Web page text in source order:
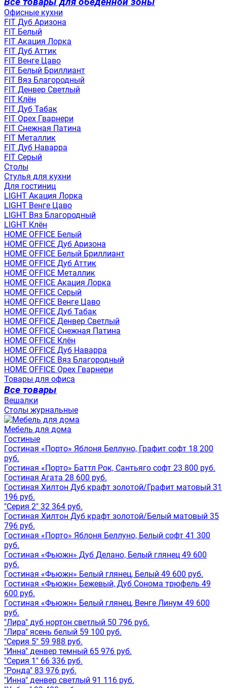
Офисные кухни
FIT Дуб Аризона
FIT Белый
FIT Акация Лорка
FIT Дуб Аттик
FIT Венге Цаво
FIT Белый Бриллиант
FIT Вяз Благородный
FIT Денвер Светлый
FIT Клён
FIT Дуб Табак
FIT Орех Гварнери
FIT Снежная Патина
FIT Металлик
FIT Дуб Наварра
FIT Серый
Столы
Стулья для кухни
Для гостиниц
LIGHT Акация Лорка
LIGHT Венге Цаво
LIGHT Вяз Благородный
LIGHT Клён
HOME OFFICE Белый
HOME OFFICE Дуб Аризона
HOME OFFICE Белый Бриллиант
HOME OFFICE Дуб Аттик
HOME OFFICE Металлик
HOME OFFICE Акация Лорка
HOME OFFICE Серый
HOME OFFICE Венге Цаво
HOME OFFICE Дуб Табак
HOME OFFICE Денвер Светлый
HOME OFFICE Снежная Патина
HOME OFFICE Клён
HOME OFFICE Дуб Наварра
HOME OFFICE Вяз Благородный
HOME OFFICE Орех Гварнери
Товары для офиса
Все товары
Вешалки
Столы журнальные
Мебель для дома
Гостиные
Гостиная «Порто» Яблоня Беллуно, Графит софт 18 200
руб.
Гостиная «Порто» Баттл Рок, Сантьяго софт 23 800 руб.
Гостиная Агата 28 600 руб.
Гостиная Хилтон Дуб крафт золотой/Графит матовый 31
196 руб.
"Серия 2" 32 364 руб.
Гостиная Хилтон Дуб крафт золотой/Белый матовый 35
796 руб.
Гостиная «Порто» Яблоня Беллуно, Белый софт 41 300
руб.
Гостиная «Фьюжн» Дуб Делано, Белый глянец 49 600
руб.
Гостиная «Фьюжн» Белый глянец, Белый 49 600 руб.
Гостиная «Фьюжн» Бежевый, Дуб Сонома трюфель 49
600 руб.
Гостиная «Фьюжн» Белый глянец, Венге Линум 49 600
руб.
"Лира" дуб нортон светлый 50 796 руб.
"Лира" ясень белый 59 100 руб.
"Серия 5" 59 988 руб.
"Инна" денвер темный 65 976 руб.
"Серия 1" 66 336 руб.
"Ронда" 83 976 руб.
"Инна" денвер светлый 91 116 руб.